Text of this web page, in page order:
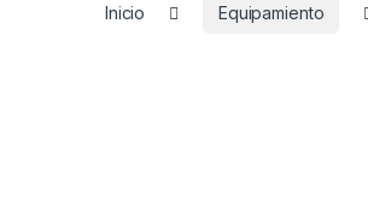
Inicio Equipamiento